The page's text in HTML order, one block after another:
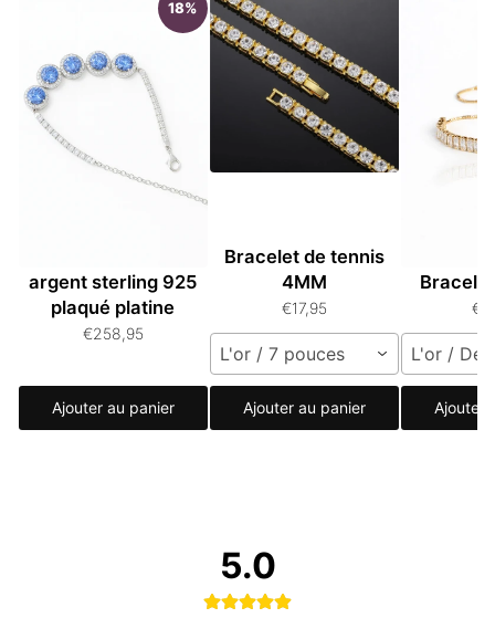
18%
argent sterling 925
plaqué platine
€258,95
Ajouter au panier
Bracelet de tennis
4MM
€17,95
L'or / 7 pouces
Ajouter au panier
L'or /
Ajouter
5.0